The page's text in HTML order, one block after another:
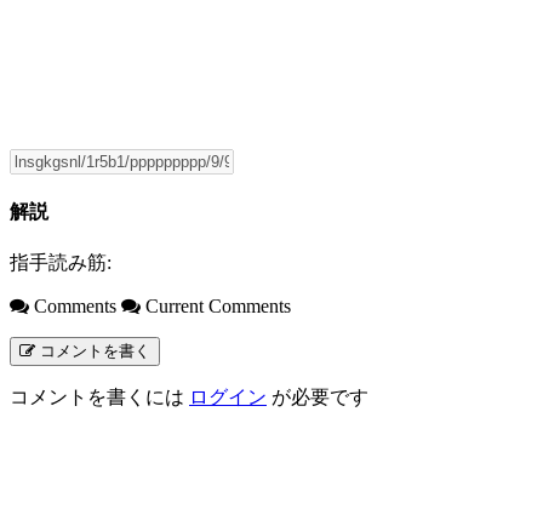
解説
指手読み筋:
Comments Current Comments
コメントを書く
コメントを書くには ログイン が必要です